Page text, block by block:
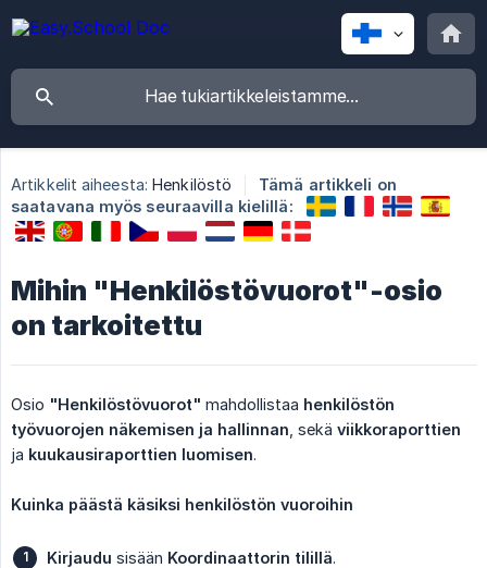
Artikkelit aiheesta: Henkilöstö
Tämä artikkeli on
saatavana myös seuraavilla kielillä:
Mihin "Henkilöstövuorot"-osio
on tarkoitettu
Osio "Henkilöstövuorot" mahdollistaa henkilöstön
työvuorojen näkemisen ja hallinnan , sekä viikkoraporttien
ja kuukausiraporttien luomisen.
Kuinka päästä käsiksi henkilöstön vuoroihin
Kirjaudu sisään Koordinaattorin tilillä.